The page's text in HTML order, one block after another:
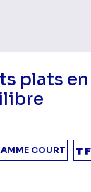
plats en
COURT